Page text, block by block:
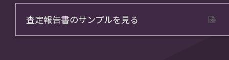
査定報告書のサンプルを見る